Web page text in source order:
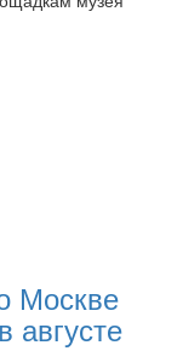
Москве
августе